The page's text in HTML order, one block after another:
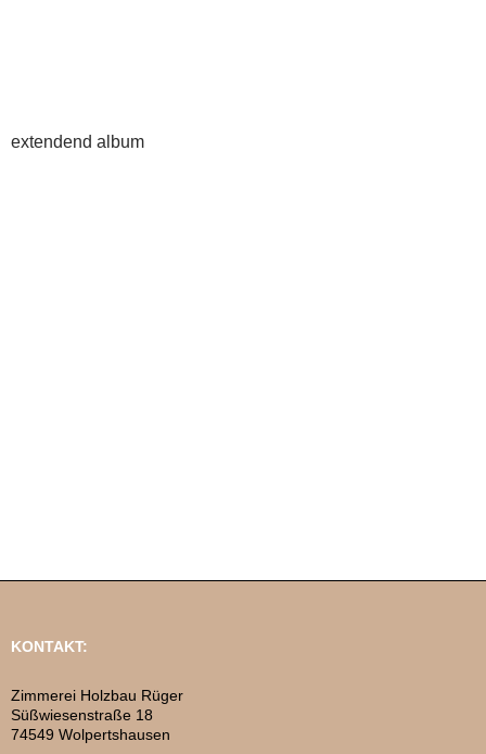
extendend album
KONTAKT:
Zimmerei Holzbau Rüger
Süßwiesenstraße 18
74549 Wolpertshausen